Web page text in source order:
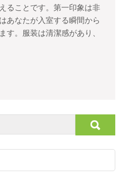
ることです。第一印象は非
あなたが入室する瞬間から
す。服装は清潔感があり、